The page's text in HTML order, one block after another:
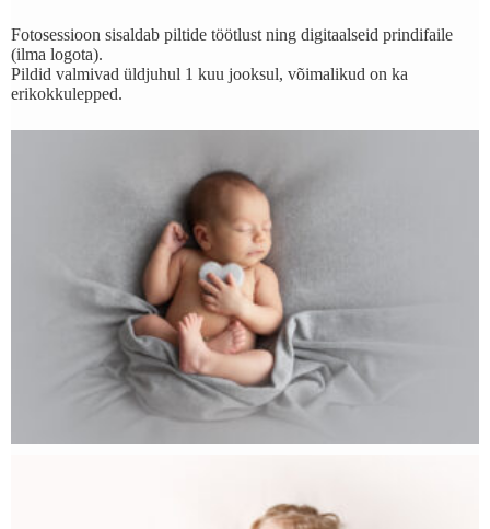
Fotosessioon sisaldab piltide töötlust ning digitaalseid prindifaile
(ilma logota).
Pildid valmivad üldjuhul 1 kuu jooksul, võimalikud on ka
erikokkulepped.